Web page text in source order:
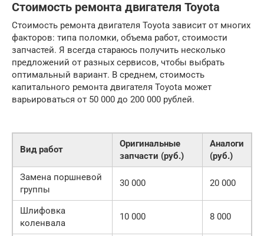
Стоимость ремонта двигателя Toyota
Стоимость ремонта двигателя Toyota зависит от многих
факторов: типа поломки, объема работ, стоимости
запчастей. Я всегда стараюсь получить несколько
предложений от разных сервисов, чтобы выбрать
оптимальный вариант. В среднем, стоимость
капитального ремонта двигателя Toyota может
варьироваться от 50 000 до 200 000 рублей.
Вид работ
Оригинальные
запчасти (руб.)
Аналоги
(руб.)
Замена поршневой
группы
30 000 20 000
Шлифовка
коленвала
10 000 8 000